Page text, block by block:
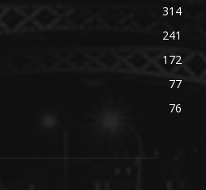
314
241
172
77
76